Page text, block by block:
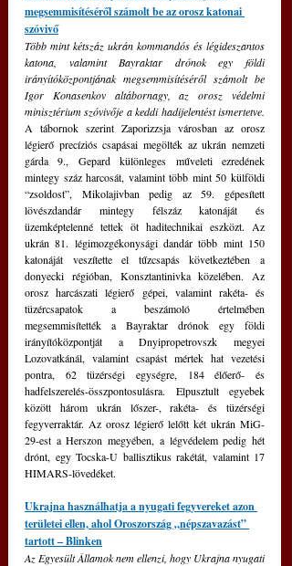
megsemmisítéséről számolt be az orosz katonai
szóvivő
Több mint kétszáz ukrán kommandós és légideszantos
katona, valamint Bayraktar drónok egy földi
irányítóközpontjának megsemmisítéséről számolt be
Igor Konasenkov altábornagy, az orosz védelmi
A tábornok szerint Zaporizzsja városban az orosz
légierő precíziós csapásai megölték az ukrán nemzeti
gárda 9., Gepard különleges műveleti ezredének
mintegy száz harcosát, valamint több mint 50 külföldi
“zsoldost”, Mikolajivban pedig az 59. gépesített
lövészdandár mintegy félszáz katonáját és
üzemképtelenné tettek öt haditechnikai eszközt. Az
ukrán 81. légimozgékonysági dandár több mint 150
katonáját veszítette el tűzcsapás következtében a
donyecki régióban, Konsztantinivka közelében. Az
orosz harcászati légierő gépei, valamint rakéta- és
tüzércsapatok a beszámoló értelmében
megsemmisítették a Bayraktar drónok egy földi
irányítóközpontját a Dnyipropetrovszk megyei
Lozovatkánál, valamint csapást mértek hat vezetési
pontra, 62 tüzérségi egységre, 184 élőerő- és
hadfelszerelés-összpontosulásra. Elpusztult egyebek
között három ukrán lőszer-, rakéta- és tüzérségi
fegyverraktár. Az orosz légierő lelőtt két ukrán MiG-
29-est a Herszon megyében, a légvédelem pedig hét
drónt, egy Tocska-U ballisztikus rakétát, valamint 17
HIMARS-lövedéket.
Ukrajna használhatja a nyugati fegyvereket azon
területei ellen, ahol Oroszország „népszavazást”
tartott – Blinken
Az Egyesült Államok nem ellenzi, hogy Ukrajna nyugati